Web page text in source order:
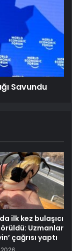
Savundu
ilk kez bulaşıcı
Uzmanlar
çağrısı yaptı